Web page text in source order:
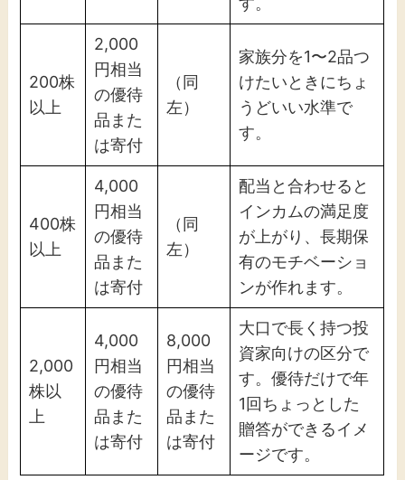
200株
以上
2,000
円相当
の優待
品また
は寄付
（同
左）
家族分を1〜2品つ
けたいときにちょ
うどいい水準で
す。
400株
以上
4,000
円相当
の優待
品また
は寄付
（同
左）
配当と合わせると
インカムの満足度
が上がり、長期保
有のモチベーショ
ンが作れます。
2,000
株以
上
4,000
円相当
の優待
品また
は寄付
8,000
円相当
の優待
品また
は寄付
大口で長く持つ投
資家向けの区分で
す。優待だけで年
1回ちょっとした
贈答ができるイメ
ージです。